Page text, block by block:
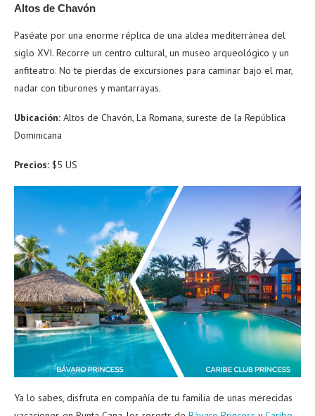
Altos de Chavón
Paséate por una enorme réplica de una aldea mediterránea del
siglo XVI. Recorre un centro cultural, un museo arqueológico y un
anfiteatro. No te pierdas de excursiones para caminar bajo el mar,
nadar con tiburones y mantarrayas.
Ubicación: Altos de Chavón, La Romana, sureste de la República
Dominicana
Precios: $5 US
Ya lo sabes, disfruta en compañía de tu familia de unas merecidas